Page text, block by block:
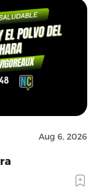
Aug 6, 2026